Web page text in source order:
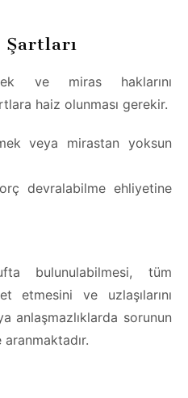
Şartları
ve miras haklarını
haiz olunması gerekir.
veya mirastan yoksun
devralabilme ehliyetine
bulunulabilmesi, tüm
etmesini ve uzlaşılarını
anlaşmazlıklarda sorunun